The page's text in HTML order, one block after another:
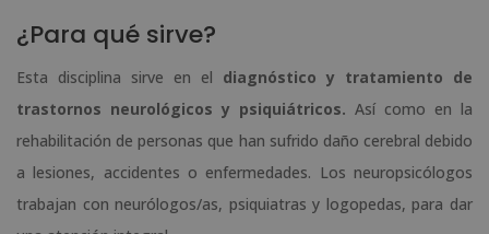
¿Para qué sirve?
Esta disciplina sirve en el diagnóstico y tratamiento de
trastornos neurológicos y psiquiátricos. Así como en la
rehabilitación de personas que han sufrido daño cerebral debido
a lesiones, accidentes o enfermedades. Los neuropsicólogos
trabajan con neurólogos/as, psiquiatras y logopedas, para dar